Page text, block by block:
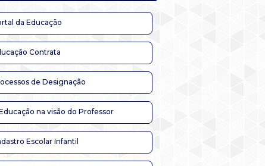
da Educação
Contrata
de Designação
na visão do Professor
Escolar Infantil